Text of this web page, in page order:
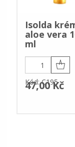
Isolda
aloe vera
ml
47,00 Kč
Kód: C195